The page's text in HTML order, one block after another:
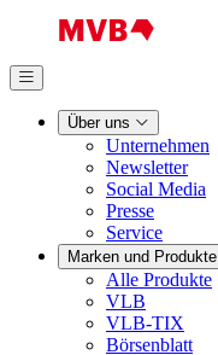
Über uns
Unternehmen
Newsletter
Social Media
Presse
Service
Marken und Produkte
Alle Produkte
VLB
VLB-TIX
Börsenblatt